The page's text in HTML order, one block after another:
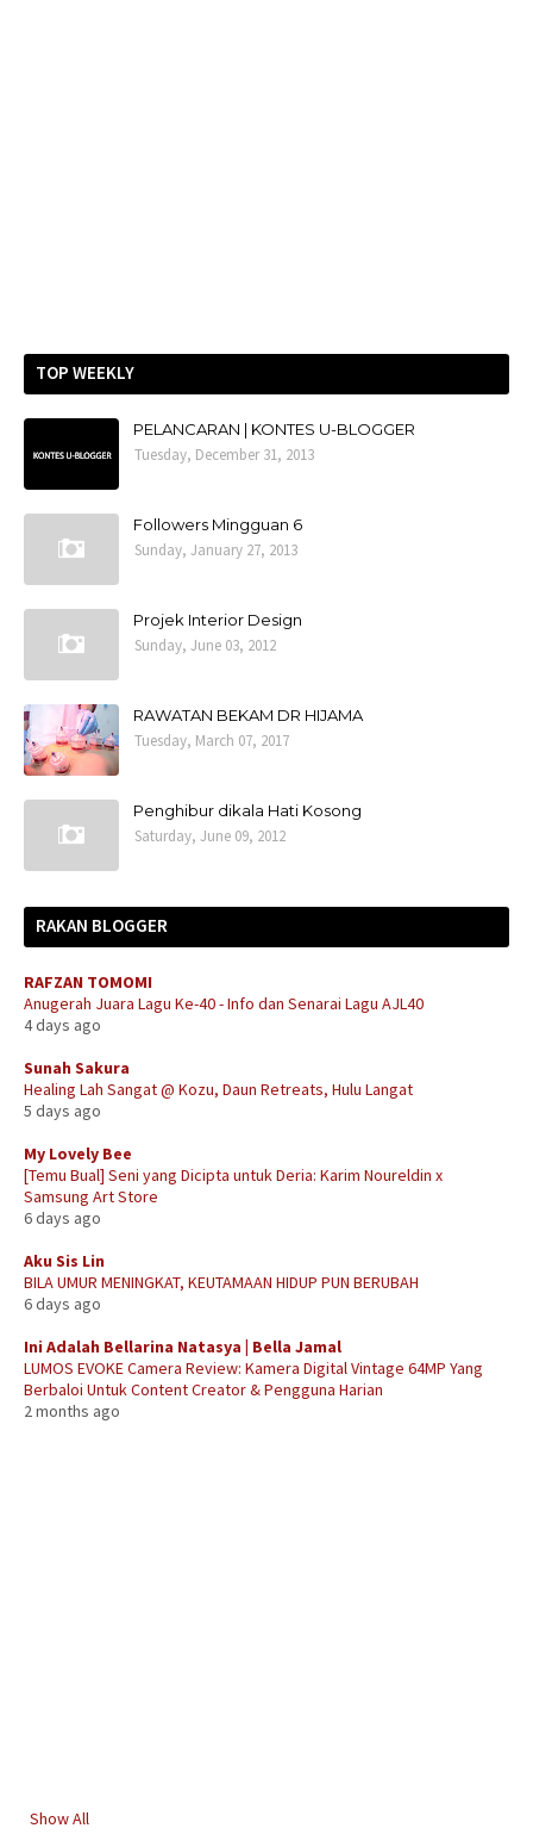
TOP WEEKLY
PELANCARAN | KONTES U-BLOGGER
Tuesday, December 31, 2013
Followers Mingguan 6
Sunday, January 27, 2013
Projek Interior Design
Sunday, June 03, 2012
RAWATAN BEKAM DR HIJAMA
Tuesday, March 07, 2017
Penghibur dikala Hati Kosong
Saturday, June 09, 2012
RAKAN BLOGGER
RAFZAN TOMOMI
Anugerah Juara Lagu Ke-40 - Info dan Senarai Lagu AJL40
4 days ago
Sunah Sakura
Healing Lah Sangat @ Kozu, Daun Retreats, Hulu Langat
5 days ago
My Lovely Bee
[Temu Bual] Seni yang Dicipta untuk Deria: Karim Noureldin x
Samsung Art Store
6 days ago
Aku Sis Lin
BILA UMUR MENINGKAT, KEUTAMAAN HIDUP PUN BERUBAH
6 days ago
Ini Adalah Bellarina Natasya | Bella Jamal
LUMOS EVOKE Camera Review: Kamera Digital Vintage 64MP Yang
Berbaloi Untuk Content Creator & Pengguna Harian
2 months ago
Show All